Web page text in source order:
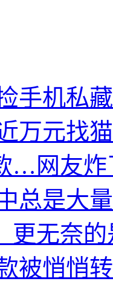
手机私
万元找
…网友炸
总是大
更无奈
被悄悄